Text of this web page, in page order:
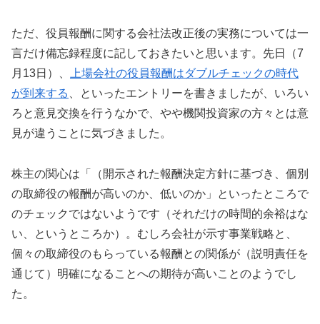
ただ、役員報酬に関する会社法改正後の実務については一
言だけ備忘録程度に記しておきたいと思います。先日（7
月13日）、
上場会社の役員報酬はダブルチェックの時代
が到来する
、といったエントリーを書きましたが、いろい
ろと意見交換を行うなかで、やや機関投資家の方々とは意
見が違うことに気づきました。
株主の関心は「（開示された報酬決定方針に基づき、個別
の取締役の報酬が高いのか、低いのか」といったところで
のチェックではないようです（それだけの時間的余裕はな
い、というところか）。むしろ会社が示す事業戦略と、
個々の取締役のもらっている報酬との関係が（説明責任を
通じて）明確になることへの期待が高いことのようでし
た。